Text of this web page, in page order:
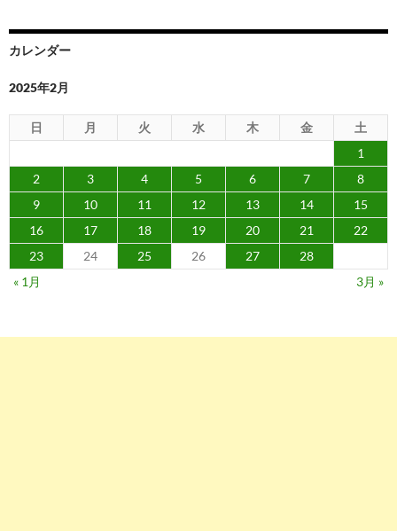
ョ
ン
カレンダー
2025年2月
日 月 火 水 木 金
土
1
2
3 4 5 6 7
8
9
10 11 12 13 14
15
16
17 18 19 20 21
22
23
24 25 26 27
28
« 1月
3月 »